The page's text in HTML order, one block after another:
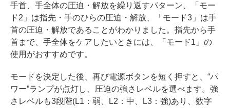
手首、手全体の圧迫・解放を繰り返すパターン、「モー
ド2」は指先・手のひらの圧迫・解放、「モード3」は手
首の圧迫・解放であることがわかりました。指先から手
首まで、手全体をケアしたいときには、「モード1」の
使用がおすすめです。
モードを決定した後、再び電源ボタンを短く押すと、“パ
ワー”ランプが点灯し、圧迫の強さレベルを選べます。強
さレベルも3段階(L1：弱、L2：中、L3：強)あり、数字